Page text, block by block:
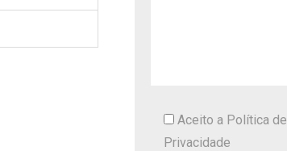
Aceito a Política de
Privacidade